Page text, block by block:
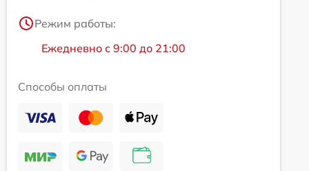
Режим работы:
Ежедневно с 9:00 до 21:00
Способы оплаты